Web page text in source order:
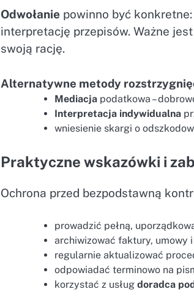
Odwołanie powinno być
interpretację przepisów. Ważne
swoją rację.
Alternatywne metody
Mediacja podatkowa –
Interpretacja indywidualna
wniesienie skargi o
Praktyczne wskazówki i
Ochrona przed bezpodstawną
prowadzić pełną,
archiwizować faktury, umowy
regularnie aktualizować
odpowiadać terminowo na
korzystać z usługdoradca